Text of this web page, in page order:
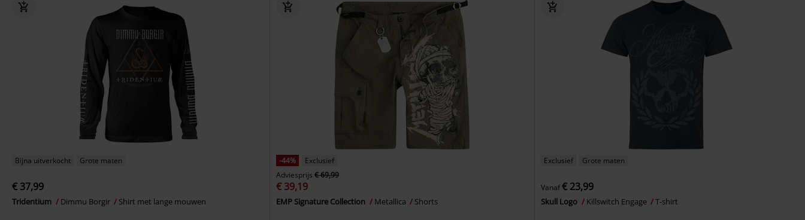
Bijna uitverkocht Grote maten
€ 37,99
Tridentium Dimmu Borgir Shirt met lange mouwen
-44%
Exclusief
Adviesprijs € 69,99
€ 39,19
EMP Signature Collection Metallica Shorts
Exclusief Grote maten
Vanaf€ 23,99
Skull Logo Killswitch Engage T-shirt